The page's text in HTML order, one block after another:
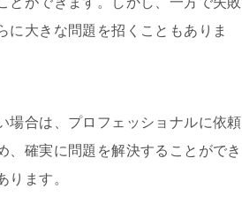
大きな問題を招くこともありま
場合は、プロフェッショナルに依頼
確実に問題を解決することができ
ります。